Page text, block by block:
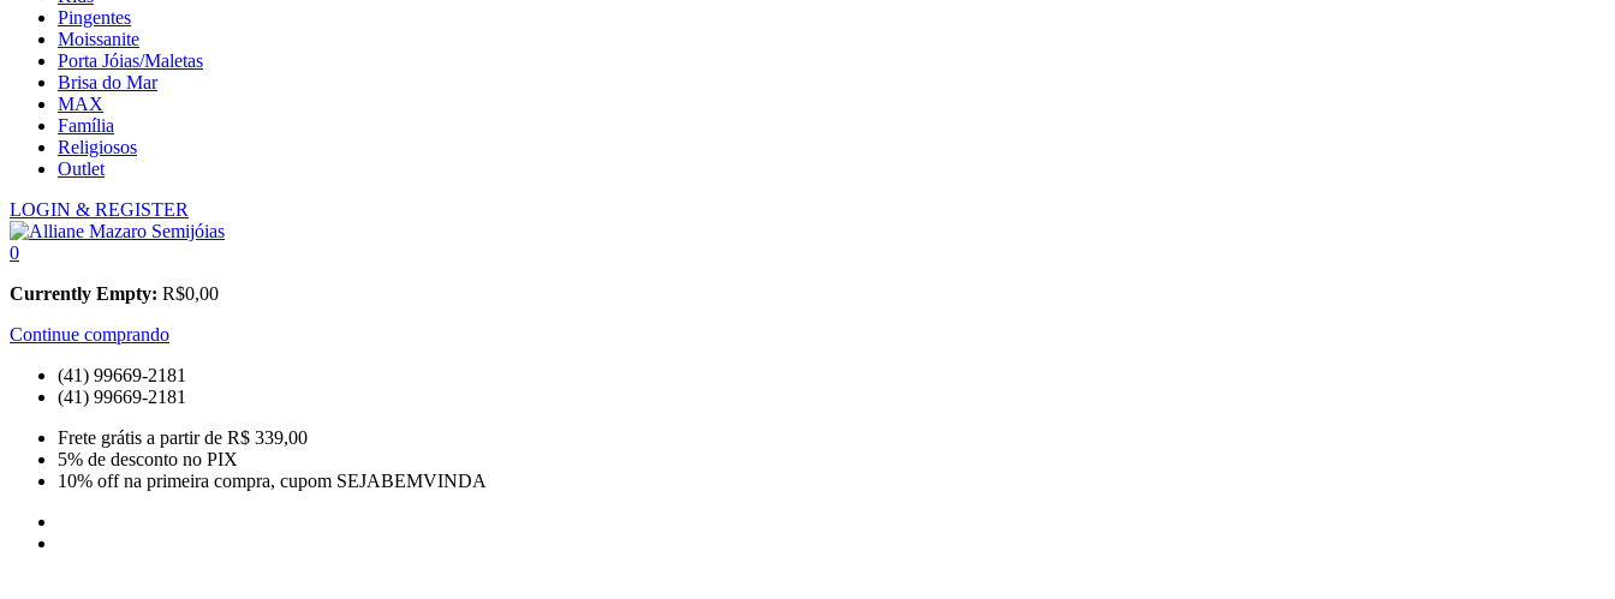
Pingentes
Moissanite
Porta Jóias/Maletas
Brisa do Mar
MAX
Família
Religiosos
Outlet
LOGIN & REGISTER
0
Currently Empty: R$0,00
Continue comprando
(41) 99669-2181
(41) 99669-2181
Frete grátis a partir de R$ 339,00
5% de desconto no PIX
10% off na primeira compra, cupom SEJABEMVINDA